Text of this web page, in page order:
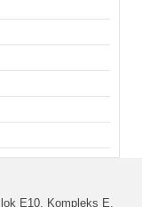
E10, Kompleks E,